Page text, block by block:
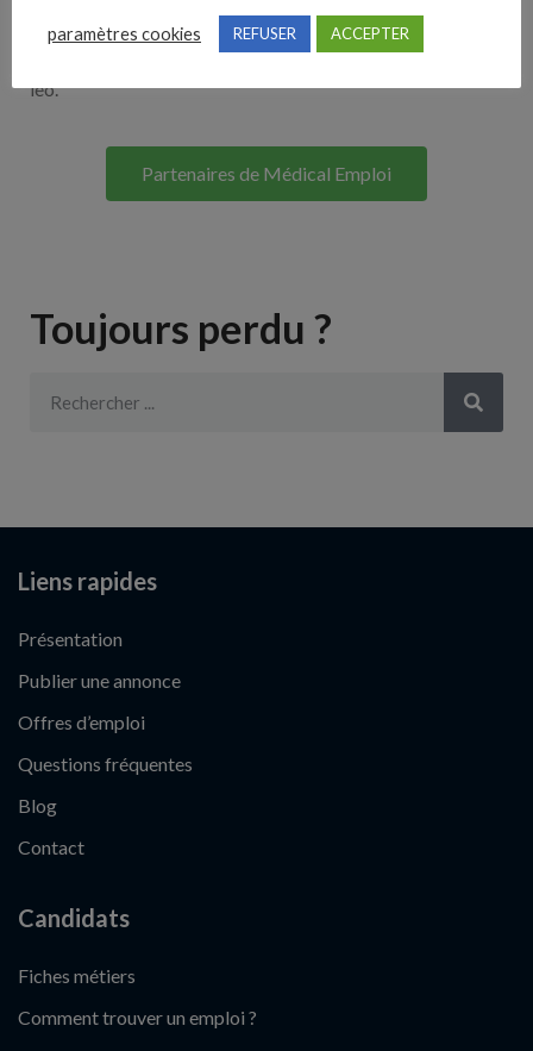
Lorem ipsum dolor sit amet, consectetur adipiscing elit. Ut
elit tellus, luctus nec ullamcorper mattis, pulvinar dapibus
leo.
Partenaires de Médical Emploi
Toujours perdu ?
Liens rapides
Présentation
Publier une annonce
Offres d’emploi
Questions fréquentes
Blog
Contact
Candidats
Fiches métiers
Comment trouver un emploi ?
paramètres cookies REFUSER ACCEPTER